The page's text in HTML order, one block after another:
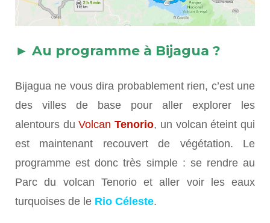
► Au programme à Bijagua ?
Bijagua ne vous dira probablement rien, c’est une
des villes de base pour aller explorer les
alentours duVolcan Tenorio, un volcan éteint qui
est maintenant recouvert de végétation. Le
programme est donc très simple : se rendre au
Parc du volcan Tenorio et aller voir les eaux
turquoises de le Rio Céleste.